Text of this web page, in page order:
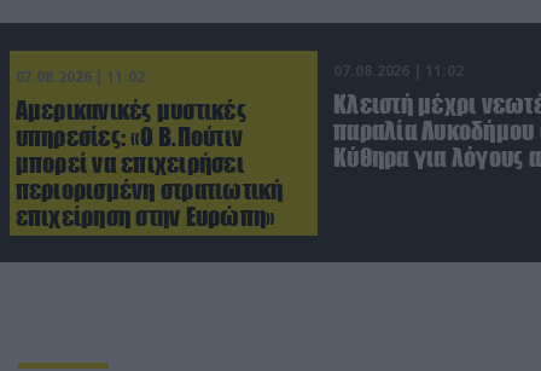
07.08.2026 | 11:02
Αμερικανικές μυστικές
υπηρεσίες: «Ο Β.Πούτιν
μπορεί να επιχειρήσει
περιορισμένη στρατιωτική
επιχείρηση στην Ευρώπη»
07.08.2026 | 11:02
Κλειστή μέχρι
παραλία Λυκοδήμου
Κύθηρα για λόγους